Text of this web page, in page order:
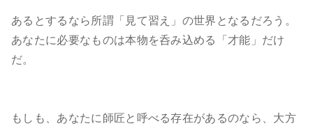
あるとするなら所謂「見て習え」の世界となるだろう。
あなたに必要なものは本物を呑み込める「才能」だけ
だ。
もしも、あなたに師匠と呼べる存在があるのなら、大方